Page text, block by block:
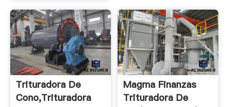
Trituradora De
Cono,Trituradora
Magma Finanzas
Trituradora De